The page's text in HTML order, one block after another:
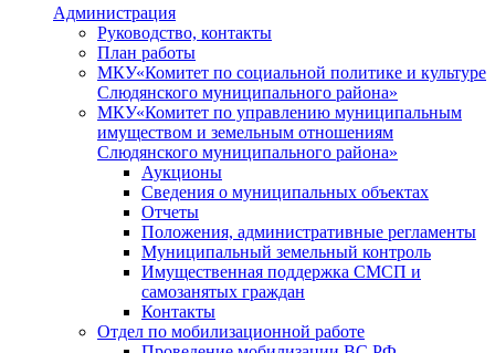
Администрация
Руководство, контакты
План работы
МКУ«Комитет по социальной политике и культуре
Слюдянского муниципального района»
МКУ«Комитет по управлению муниципальным
имуществом и земельным отношениям
Слюдянского муниципального района»
Аукционы
Сведения о муниципальных объектах
Отчеты
Положения, административные регламенты
Муниципальный земельный контроль
Имущественная поддержка СМСП и
самозанятых граждан
Контакты
Отдел по мобилизационной работе